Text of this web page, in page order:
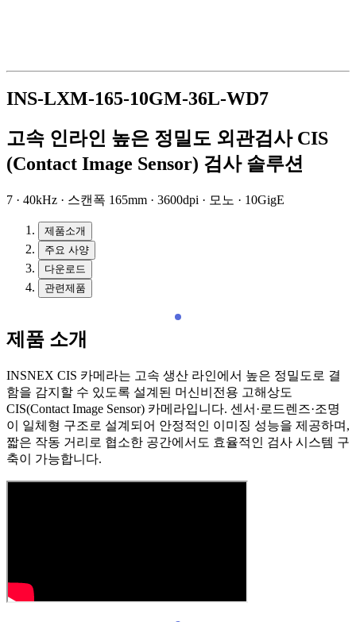
INS-LXM-165-10GM-36L-WD7
고속 인라인 높은 정밀도 외관검사 CIS
(Contact Image Sensor) 검사 솔루션
7 · 40kHz · 스캔폭 165mm · 3600dpi · 모노 · 10GigE
제품소개
주요 사양
다운로드
관련제품
제품 소개
INSNEX CIS 카메라는 고속 생산 라인에서 높은 정밀도로 결
함을 감지할 수 있도록 설계된 머신비전용 고해상도
CIS(Contact Image Sensor) 카메라입니다. 센서·로드렌즈·조명
이 일체형 구조로 설계되어 안정적인 이미징 성능을 제공하며,
짧은 작동 거리로 협소한 공간에서도 효율적인 검사 시스템 구
축이 가능합니다.